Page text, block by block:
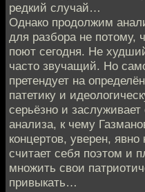
редкий случай…
Однако продолжим
для разбора не потому,
поют сегодня. Не
часто звучащий. Но
претендует на
патетику и
серьёзно и заслуживает
анализа, к чему
концертов, уверен,
считает себя поэтом и
множить свои
привыкать…